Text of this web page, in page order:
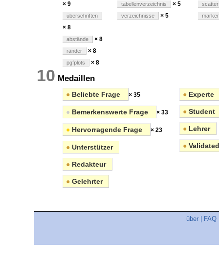
× 9
überschriften
× 8
abstände × 8
ränder × 8
pgfplots × 8
tabellenverzeichnis × 5
verzeichnisse × 5
scatter
marker
10 Medaillen
● Beliebte Frage × 35
● Bemerkenswerte Frage × 33
● Hervorragende Frage × 23
● Unterstützer
● Redakteur
● Gelehrter
● Experte
● Student
● Lehrer
●
über FAQ